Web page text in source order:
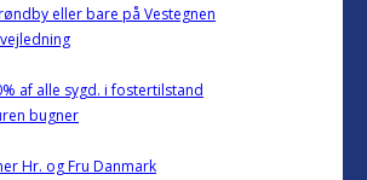
eller bare på Vestegnen
af alle sygd. i fostertilstand
bugner
Hr. og Fru Danmark